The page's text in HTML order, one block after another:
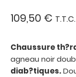
109,50 € T.T.C.
Chaussure
agneau noir
diab?tiques.